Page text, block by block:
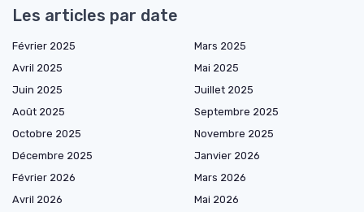
Les articles par date
Février 2025
Mars 2025
Avril 2025
Mai 2025
Juin 2025
Juillet 2025
Août 2025
Septembre 2025
Octobre 2025
Novembre 2025
Décembre 2025
Janvier 2026
Février 2026
Mars 2026
Avril 2026
Mai 2026